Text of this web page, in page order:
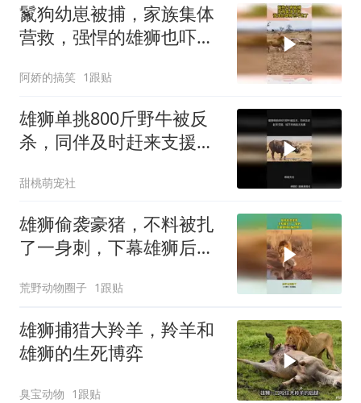
鬣狗幼崽被捕，家族集体
营救，强悍的雄狮也吓跑
阿娇的搞笑 1跟贴
雄狮单挑800斤野牛被反
杀，同伴及时赶来支援，
甜桃萌宠社
雄狮偷袭豪猪，不料被扎
了一身刺，下幕雄狮后悔
荒野动物圈子 1跟贴
雄狮捕猎大羚羊，羚羊和
雄狮的生死博弈
臭宝动物 1跟贴